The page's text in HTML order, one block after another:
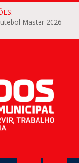
Master 2026